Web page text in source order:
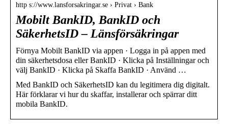
http s://www.lansforsakringar.se › Privat › Bank
Mobilt BankID, BankID och
SäkerhetsID – Länsförsäkringar
Förnya Mobilt BankID via appen · Logga in på appen med
din säkerhetsdosa eller BankID · Klicka på Inställningar och
välj BankID · Klicka på Skaffa BankID · Använd …
Med BankID och SäkerhetsID kan du legitimera dig digitalt.
Här förklarar vi hur du skaffar, installerar och spärrar ditt
mobila BankID.